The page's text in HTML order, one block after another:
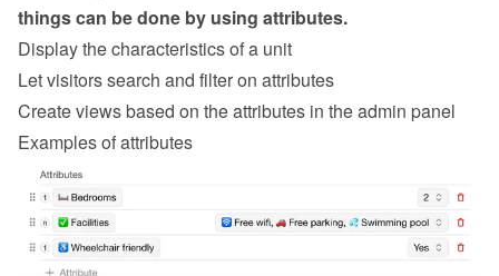
things can be done by using attributes.
Display the characteristics of a unit
Let visitors search and filter on attributes
Create views based on the attributes in the admin panel
Examples of attributes